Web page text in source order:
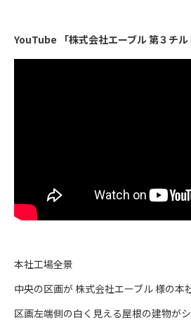
YouTube 「株式会社エーブル 第３チル
本社工場全景
中央の区画が 株式会社エーブル 様の本
区画左端側の白く見える屋根の建物が